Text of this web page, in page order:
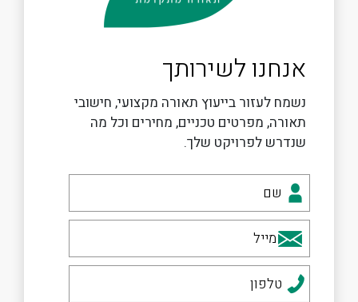
אנחנו לשירותך
נשמח לעזור בייעוץ תאורה מקצועי, חישובי
תאורה, מפרטים טכניים, מחירים וכל מה
שנדרש לפרויקט שלך.